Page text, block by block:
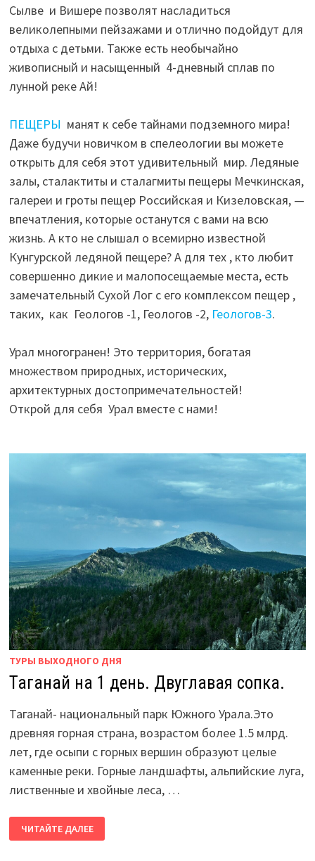
Сылве и Вишере позволят насладиться
великолепными пейзажами и отлично подойдут для
отдыха с детьми. Также есть необычайно
живописный и насыщенный 4-дневный сплав по
лунной реке Ай!
ПЕЩЕРЫ манят к себе тайнами подземного мира!
Даже будучи новичком в спелеологии вы можете
открыть для себя этот удивительный мир. Ледяные
залы, сталактиты и сталагмиты пещеры Мечкинская,
галереи и гроты пещер Российская и Кизеловская, —
впечатления, которые останутся с вами на всю
жизнь. А кто не слышал о всемирно известной
Кунгурской ледяной пещере? А для тех , кто любит
совершенно дикие и малопосещаемые места, есть
замечательный Сухой Лог с его комплексом пещер ,
таких, как Геологов -1, Геологов -2, Геологов-3.
Урал многогранен! Это территория, богатая
множеством природных, исторических,
архитектурных достопримечательностей!
Открой для себя Урал вместе с нами!
ТУРЫ ВЫХОДНОГО ДНЯ
Таганай на 1 день. Двуглавая сопка.
Таганай- национальный парк Южного Урала.Это
древняя горная страна, возрастом более 1.5 млрд.
лет, где осыпи с горных вершин образуют целые
каменные реки. Горные ландшафты, альпийские луга,
лиственные и хвойные леса, …
ТАГАНАЙ
НА
1
ЧИТАЙТЕ ДАЛЕЕ